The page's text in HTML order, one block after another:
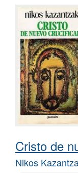
Cristo de
Nikos